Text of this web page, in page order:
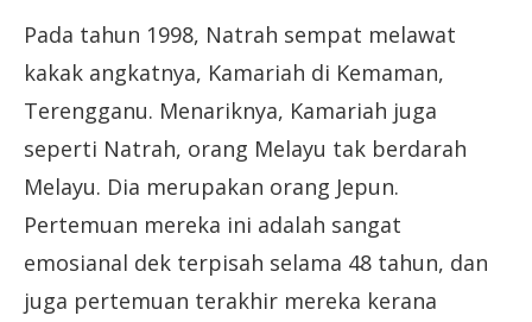
Pada tahun 1998, Natrah sempat melawat
kakak angkatnya, Kamariah di Kemaman,
Terengganu. Menariknya, Kamariah juga
seperti Natrah, orang Melayu tak berdarah
Melayu. Dia merupakan orang Jepun.
Pertemuan mereka ini adalah sangat
emosianal dek terpisah selama 48 tahun, dan
juga pertemuan terakhir mereka kerana